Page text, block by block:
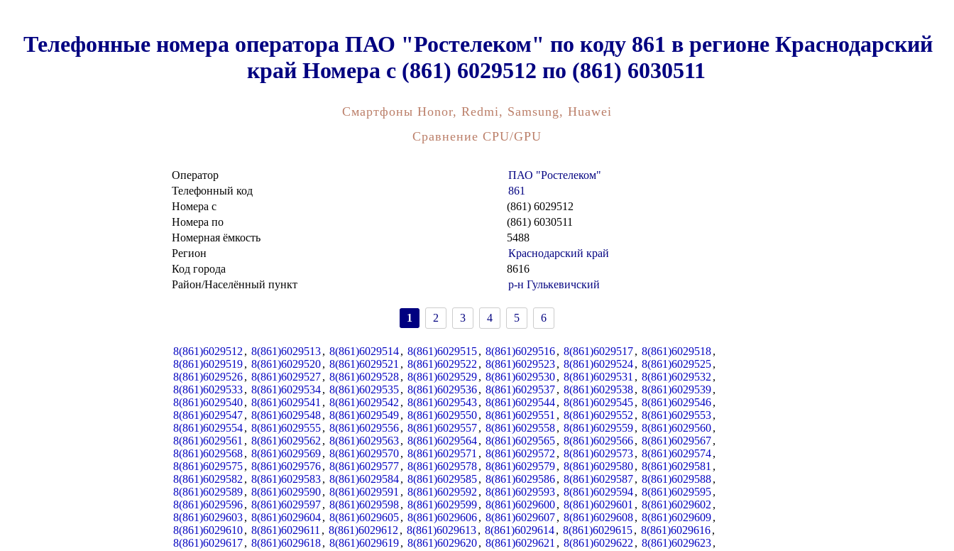
Телефонные номера оператора ПАО "Ростелеком" по коду 861 в регионе Краснодарский
край Номера c (861) 6029512 по (861) 6030511
Смартфоны Honor, Redmi, Samsung, Huawei
Сравнение CPU/GPU
Оператор
ПАО "Ростелеком"
Телефонный код
861
Номера с
(861) 6029512
Номера по
(861) 6030511
Номерная ёмкость
5488
Регион
Краснодарский край
Код города
8616
Район/Населённый пункт
р-н Гулькевичский
1 2 3 4 5 6
8(861)6029512 , 8(861)6029513, 8(861)6029514, 8(861)6029515, 8(861)6029516, 8(861)6029517, 8(861)6029518,
8(861)6029519, 8(861)6029520, 8(861)6029521 , 8(861)6029522 , 8(861)6029523, 8(861)6029524, 8(861)6029525,
8(861)6029526, 8(861)6029527, 8(861)6029528, 8(861)6029529, 8(861)6029530, 8(861)6029531 , 8(861)6029532 ,
8(861)6029533, 8(861)6029534, 8(861)6029535, 8(861)6029536, 8(861)6029537, 8(861)6029538, 8(861)6029539,
8(861)6029540, 8(861)6029541 , 8(861)6029542 , 8(861)6029543, 8(861)6029544, 8(861)6029545, 8(861)6029546,
8(861)6029547, 8(861)6029548, 8(861)6029549, 8(861)6029550, 8(861)6029551 , 8(861)6029552 , 8(861)6029553,
8(861)6029554, 8(861)6029555, 8(861)6029556, 8(861)6029557, 8(861)6029558, 8(861)6029559, 8(861)6029560,
8(861)6029561 , 8(861)6029562 , 8(861)6029563, 8(861)6029564, 8(861)6029565, 8(861)6029566, 8(861)6029567,
8(861)6029568, 8(861)6029569, 8(861)6029570, 8(861)6029571 , 8(861)6029572 , 8(861)6029573, 8(861)6029574,
8(861)6029575, 8(861)6029576, 8(861)6029577, 8(861)6029578, 8(861)6029579, 8(861)6029580, 8(861)6029581 ,
8(861)6029582 , 8(861)6029583, 8(861)6029584, 8(861)6029585, 8(861)6029586, 8(861)6029587, 8(861)6029588,
8(861)6029589, 8(861)6029590, 8(861)6029591 , 8(861)6029592 , 8(861)6029593, 8(861)6029594, 8(861)6029595,
8(861)6029596, 8(861)6029597, 8(861)6029598, 8(861)6029599, 8(861)6029600, 8(861)6029601 , 8(861)6029602 ,
8(861)6029603, 8(861)6029604, 8(861)6029605, 8(861)6029606, 8(861)6029607, 8(861)6029608, 8(861)6029609,
8(861)6029610, 8(861)6029611 , 8(861)6029612 , 8(861)6029613, 8(861)6029614, 8(861)6029615, 8(861)6029616,
8(861)6029617, 8(861)6029618, 8(861)6029619, 8(861)6029620, 8(861)6029621 , 8(861)6029622 , 8(861)6029623,